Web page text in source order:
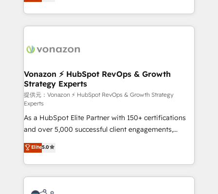
dans des secteurs variés : SaaS, immobilier,
l'intégration CRM et le développement des revenus
auprès de vos comptes existants. En France et à
l'international, nous travaillons avec des ETI
delà d’une simple transformation digitale et des
➤ L’intégration de CRM et de méthodologie RevOps
pour aligner les équipes marketing, commerciales et
support client (data migration, synchronisation API,
audit et maintenance) ➤ La création de sites internet
de conversion qui transforment les visiteurs en
opportunités d'affaires ➤ La mise en place de
stratégies d'acquisition marketing (SEO, SEA,
inbound, automatisation marketing, ABM, IA,
emailing) Informations clés : - 10 ans d'expérience -
100+ intégrations CRM HubSpot réussies - 40
experts conseil - 150 certifications HubSpot
Vonazon ⚡ HubSpot RevOps & Growth
Strategy Experts
提供元：Vonazon ⚡ HubSpot RevOps & Growth Strategy
Experts
As a HubSpot Elite Partner with 150+ certifications
and over 5,000 successful client engagements,
Vonazon turns marketing complexity into
measurable, scalable growth. From onboarding to
enterprise-grade campaigns, our in-house team
builds scalable strategies that drive long-term
revenue. ⚙️ HubSpot Integration & Optimization •
Elite5.0